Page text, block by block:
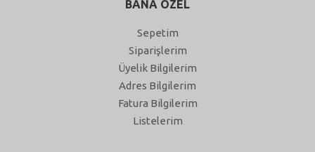
BANA ÖZEL
Sepetim
Siparişlerim
Üyelik Bilgilerim
Adres Bilgilerim
Fatura Bilgilerim
Listelerim